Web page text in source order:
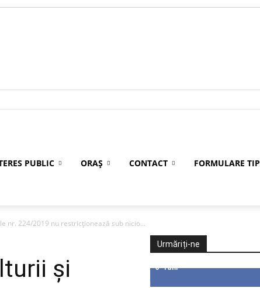
PUBLIC ORAȘ CONTACT FORMULARE TIP
nr. 224/2019 nu restricţionează sub nicio...
şi
Urmăriți-ne
0 Fani